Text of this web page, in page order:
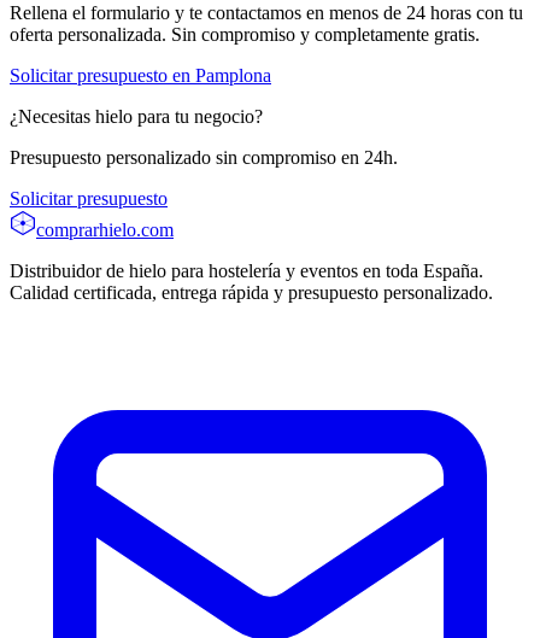
Rellena el formulario y te contactamos en menos de 24 horas con tu
oferta personalizada. Sin compromiso y completamente gratis.
Solicitar presupuesto en Pamplona
¿Necesitas hielo para tu negocio?
Presupuesto personalizado sin compromiso en 24h.
Solicitar presupuesto
comprarhielo.com
Distribuidor de hielo para hostelería y eventos en toda España.
Calidad certificada, entrega rápida y presupuesto personalizado.